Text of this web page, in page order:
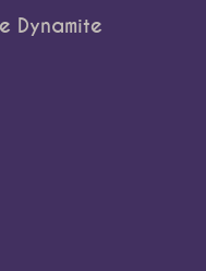
Dynamite